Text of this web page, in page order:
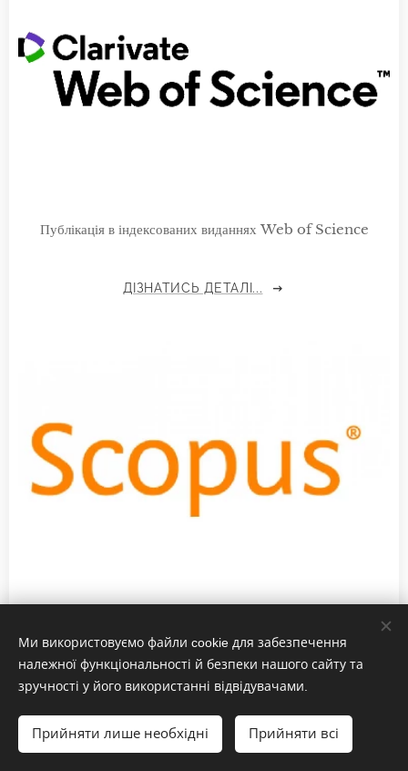
Публікація в індексованих виданнях Web of Science
ДІЗНАТИСЬ ДЕТАЛІ...
ДІЗНАТИСЬ ДЕТАЛІ...
Ми використовуємо файли cookie для забезпечення
належної функціональності й безпеки нашого сайту та
зручності у його використанні відвідувачами.
Прийняти лише необхідні Прийняти всі